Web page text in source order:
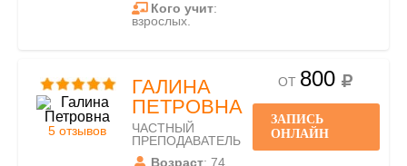
Кого учит:
взрослых.
5 отзывов
ГАЛИНА
ПЕТРОВНА
ЧАСТНЫЙ
ПРЕПОДАВАТЕЛЬ
Возраст: 74
ОТ 800
ЗАПИСЬ
ОНЛАЙН